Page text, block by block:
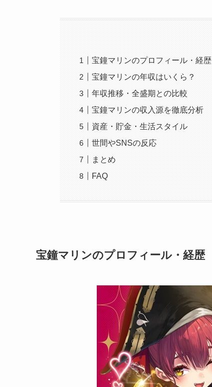
宝鐘マリンのプロフィール・経歴
宝鐘マリンの年収はいくら？
年収推移・全盛期との比較
宝鐘マリンの収入源を徹底分析
資産・貯金・生活スタイル
世間やSNSの反応
まとめ
FAQ
宝鐘マリンのプロフィール・経歴